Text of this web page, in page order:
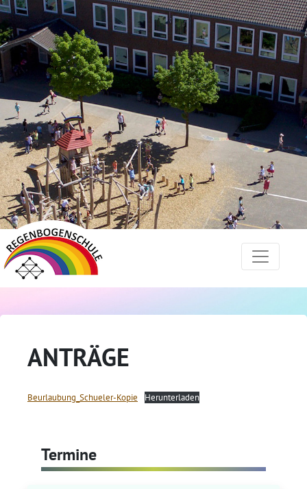
ANTRÄGE
Beurlaubung_Schueler-Kopie Herunterladen
Termine